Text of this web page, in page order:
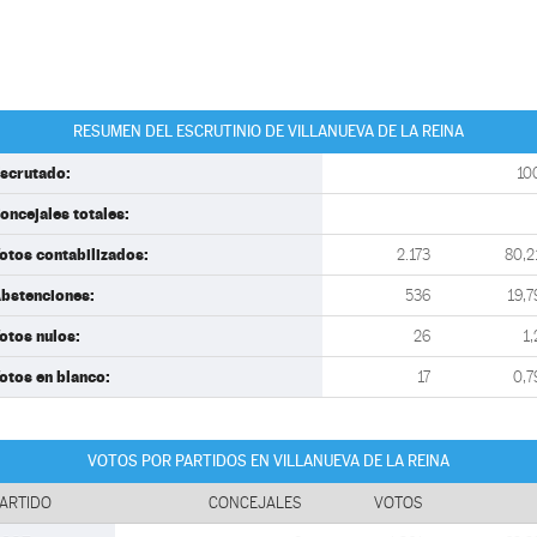
RESUMEN DEL ESCRUTINIO DE VILLANUEVA DE LA REINA
totales:
contabilizados: 2.173
536
nulos: 26
en blanco: 17
VOTOS POR PARTIDOS EN VILLANUEVA DE LA REINA
CONCEJALES VOTOS